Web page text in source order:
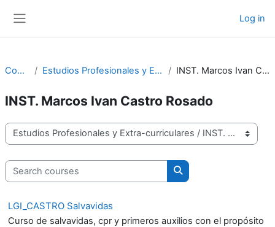
Log in
Courses Estudios Profesionales y Extra-curriculares INST. Marcos Ivan Castro Rosado
INST. Marcos Ivan Castro Rosado
Course categories
Search courses
Search courses
LGI_CASTRO Salvavidas
Curso de salvavidas, cpr y primeros auxilios con el propósito